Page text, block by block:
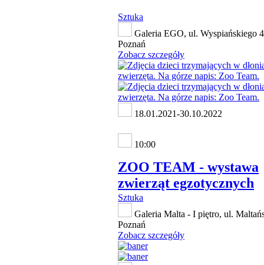
Sztuka
Galeria EGO, ul. Wyspiańskiego
Poznań
Zobacz szczegóły
18.01.2021-30.10.2022
10:00
ZOO TEAM - wystawa
zwierząt egzotycznych
Sztuka
Galeria Malta - I piętro, ul.
Poznań
Zobacz szczegóły